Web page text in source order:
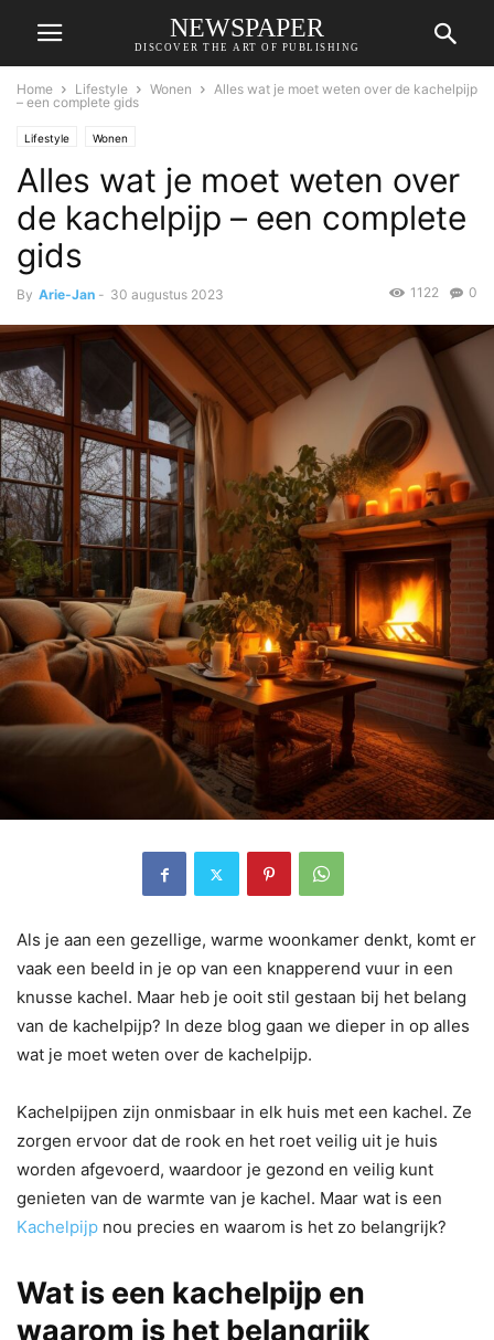
NEWSPAPER
DISCOVER THE ART OF PUBLISHING
Home Lifestyle Wonen
Alles wat je moet weten over de kachelpijp
– een complete gids
Lifestyle Wonen
Alles wat je moet weten over
de kachelpijp – een complete
gids
By Arie-Jan - 30 augustus 2023 0
1122
Als je aan een gezellige, warme woonkamer denkt, komt er
vaak een beeld in je op van een knapperend vuur in een
knusse kachel. Maar heb je ooit stil gestaan bij het belang
van de kachelpijp? In deze blog gaan we dieper in op alles
wat je moet weten over de kachelpijp.
Kachelpijpen zijn onmisbaar in elk huis met een kachel. Ze
zorgen ervoor dat de rook en het roet veilig uit je huis
worden afgevoerd, waardoor je gezond en veilig kunt
genieten van de warmte van je kachel. Maar wat is een
Kachelpijp nou precies en waarom is het zo belangrijk?
Wat is een kachelpijp en
waarom is het belangrijk